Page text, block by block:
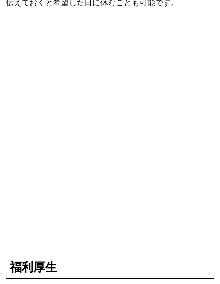
伝えておくと希望した日に休むことも可能です。
福利厚生